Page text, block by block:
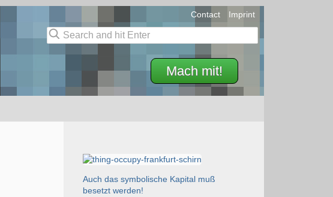
Mach mit!
Contact Imprint
Auch das symbolische Kapital muß
besetzt werden!